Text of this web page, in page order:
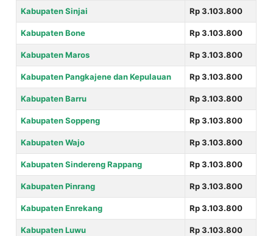
Kabupaten Sinjai Rp 3.103.800
Kabupaten Bone Rp 3.103.800
Kabupaten Maros Rp 3.103.800
Kabupaten Pangkajene dan Kepulauan Rp 3.103.800
Kabupaten Barru Rp 3.103.800
Kabupaten Soppeng Rp 3.103.800
Kabupaten Wajo Rp 3.103.800
Kabupaten Sindereng Rappang Rp 3.103.800
Kabupaten Pinrang Rp 3.103.800
Kabupaten Enrekang Rp 3.103.800
Kabupaten Luwu Rp 3.103.800